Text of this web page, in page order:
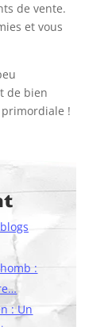
de vente.
et vous
de bien
!
:
: Un